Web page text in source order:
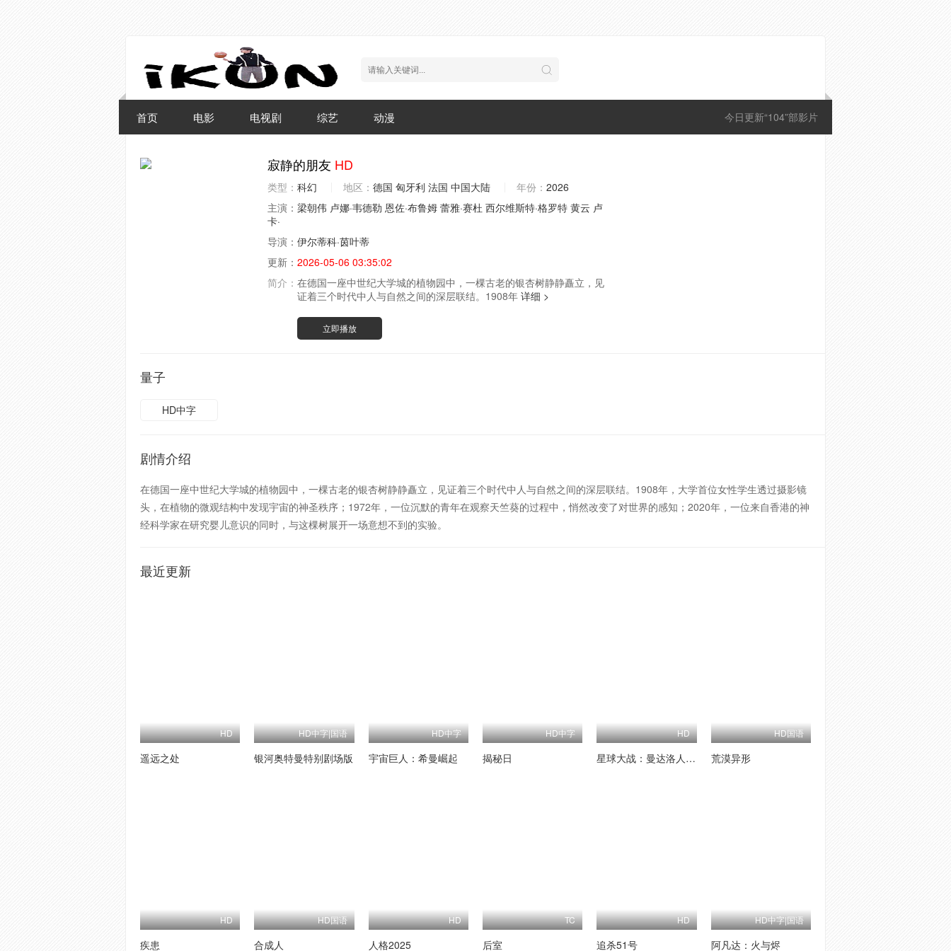
今日更新“104”部影片
首页 电影 电视剧 综艺 动漫
寂静的朋友 HD
类型： 科幻 地区： 德国 匈牙利 法国 中国大陆 年份： 2026
主演： 梁朝伟 卢娜·韦德勒 恩佐·布鲁姆 蕾雅·赛杜 西尔维斯特·格罗特 黄云 卢
卡·
导演： 伊尔蒂科·茵叶蒂
更新： 2026-05-06 03:35:02
简介： 在德国一座中世纪大学城的植物园中，一棵古老的银杏树静静矗立，见
证着三个时代中人与自然之间的深层联结。1908年 详细 >
立即播放
量子
HD中字
剧情介绍
在德国一座中世纪大学城的植物园中，一棵古老的银杏树静静矗立，见证着三个时代中人与自然之间的深层联结。1908年，大学首位女性学生透过摄影镜
头，在植物的微观结构中发现宇宙的神圣秩序；1972年，一位沉默的青年在观察天竺葵的过程中，悄然改变了对世界的感知；2020年，一位来自香港的神
经科学家在研究婴儿意识的同时，与这棵树展开一场意想不到的实验。
最近更新
HD
遥远之处
HD中字|国语
银河奥特曼特别剧场版
HD中字
宇宙巨人：希曼崛起
HD中字
揭秘日
HD
星球大战：曼达洛人与古古
HD国语
荒漠异形
HD
疾患
HD国语
合成人
HD
人格2025
TC
后室
HD
追杀51号
HD中字|国语
阿凡达：火与烬